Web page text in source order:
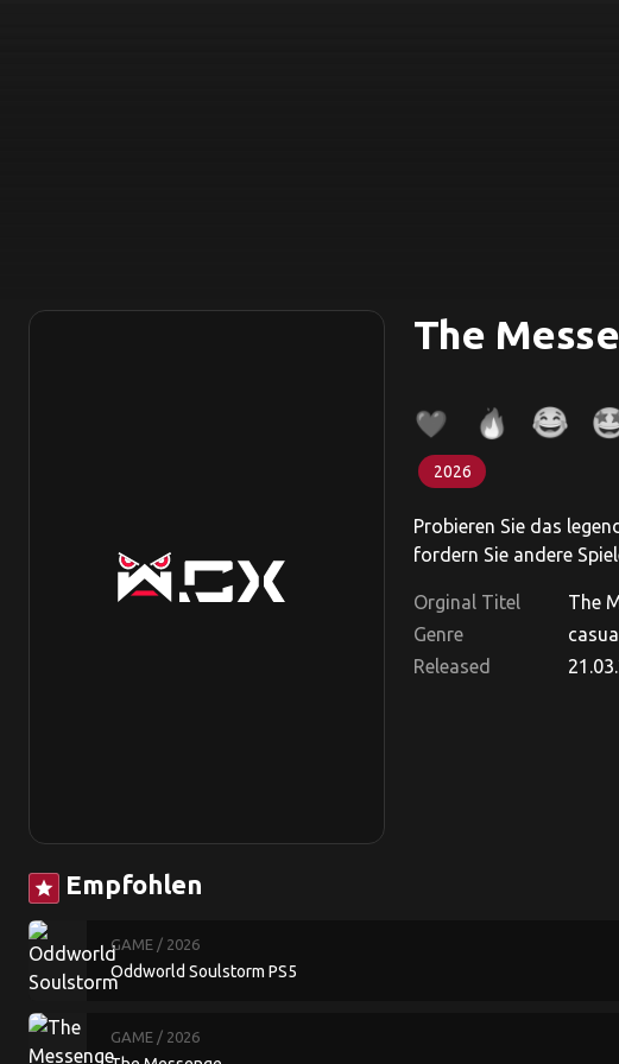
The
2026
Probieren Sie das
fordern Sie andere
Orginal Titel
The
Genre
Released
star Empfohlen
GAME / 2026
Oddworld Soulstorm PS5
GAME / 2026